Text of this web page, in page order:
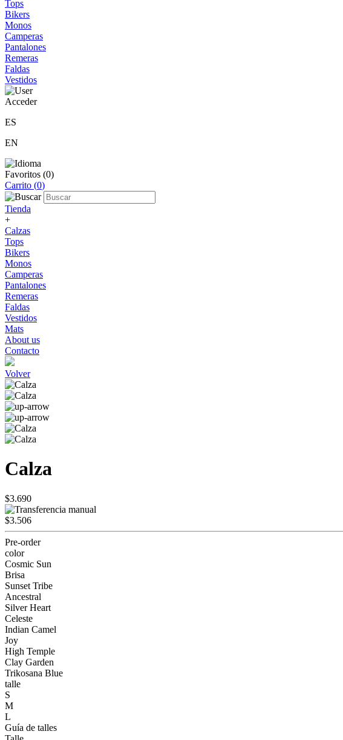
Tops
Bikers
Monos
Camperas
Pantalones
Remeras
Faldas
Vestidos
Acceder
ES
EN
Favoritos (0)
Carrito (0)
Tienda
+
Calzas
Tops
Bikers
Monos
Camperas
Pantalones
Remeras
Faldas
Vestidos
Mats
About us
Contacto
Volver
Calza
$3.690
$3.506
Pre-order
color
Cosmic Sun
Brisa
Sunset Tribe
Ancestral
Silver Heart
Celeste
Indian Camel
Joy
High Temple
Clay Garden
Trikosana Blue
talle
S
M
L
Guía de talles